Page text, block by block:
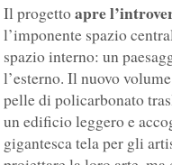
Il progettoapre
l’imponente spazio
spazio interno: un
l’esterno. Il nuovo
pelle di policarbonato
un edificio leggero e
gigantesca tela per gli